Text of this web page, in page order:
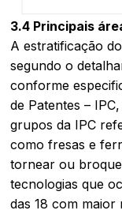
3.4 Principais
A estratificação
segundo o
conforme
de Patentes –
grupos da IPC
como fresas e
tornear ou
tecnologias que
das 18 com